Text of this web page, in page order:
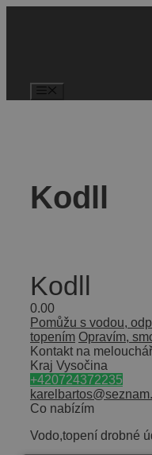
Kodll
Kodll
0.00
Pomůžu s vodou,
topením Opravím,
Kontakt na
Kraj Vysočina
+420724372235
Co nabízím
Vodo,topení drobné